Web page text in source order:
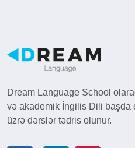
Dream Language School
və akademik İngilis Dili başda
üzrə dərslər tədris olunur.